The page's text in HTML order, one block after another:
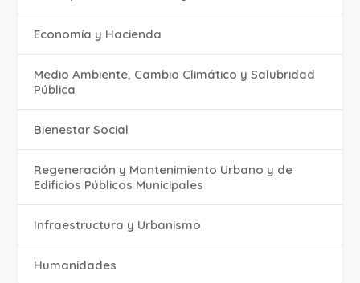
Economía y Hacienda
Medio Ambiente, Cambio Climático y Salubridad
Pública
Bienestar Social
Regeneración y Mantenimiento Urbano y de
Edificios Públicos Municipales
Infraestructura y Urbanismo
Humanidades